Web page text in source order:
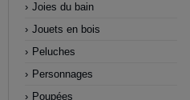
Joies du bain
Jouets en bois
Peluches
Personnages
Poupées